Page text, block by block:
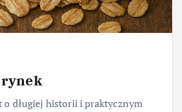
rynek
o długiej historii i praktycznym